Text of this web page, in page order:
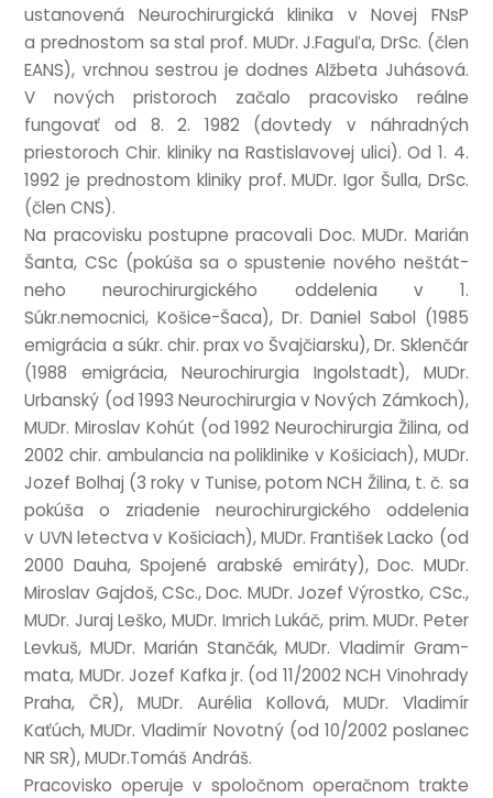
ustan­ovená Neurochirur­gická klinika v Novej FNsP
a pred­nostom sa stal prof. MUDr. J.Faguľa, DrSc. (člen
EANS), vrch­nou ses­trou je dodnes Alžbeta Juhásová.
V nových pris­toroch začalo pra­cov­isko reál­ne
fungov­ať od 8. 2. 1982 (dovtedy v náhrad­ných
priestoroch Chir. kliniky na Ras­tis­la­vovej ulici). Od 1. 4.
1992 je pred­nostom kliniky prof. MUDr. Igor Šulla, DrSc.
(člen CNS).
Na pra­cov­isku pos­tupne pra­co­v­ali Doc. MUDr. Mar­ián
Šanta, CSc (pokúša sa o spustenie nového neštát­
ne­ho neurochirur­gick­ého oddel­enia v 1.
Súkr.nemocnici, Košice-Šaca), Dr. Daniel Sabol (1985
emigrá­cia a súkr. chir. prax vo Šva­jči­arsku), Dr. Sklenčár
(1988 emigrá­cia, Neurochirur­gia Ingol­stadt), MUDr.
Urbanský (od 1993 Neurochirur­gia v Nových Zámkoch),
MUDr. Miroslav Kohút (od 1992 Neurochirur­gia Žilina, od
2002 chir. ambu­lan­cia na polik­linike v Košiciach), MUDr.
Jozef Bol­haj (3 roky v Tunise, potom NCH Žilina, t. č. sa
pokúša o zri­ad­enie neurochirur­gick­ého oddel­enia
v UVN letectva v Košiciach), MUDr. František Lacko (od
2000 Dauha, Spo­jené arab­ské emiráty), Doc. MUDr.
Miroslav Gaj­doš, CSc., Doc. MUDr. Jozef Výrostko, CSc.,
MUDr. Juraj Leško, MUDr. Imrich Lukáč, prim. MUDr. Peter
Levkuš, MUDr. Mar­ián Stančák, MUDr. Vladimír Gram­
mata, MUDr. Jozef Kafka jr. (od 11/​2002 NCH Vinohrady
Praha, ČR), MUDr. Aurélia Kollová, MUDr. Vladimír
Kaťúch, MUDr. Vladimír Novot­ný (od 10/​2002 poslanec
NR SR), MUDr.Tomáš Andráš.
Pra­cov­isko oper­uje v spo­ločnom oper­ačnom trakte